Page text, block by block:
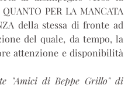
PER LA MANCATA
della stessa di fronte ad
del quale, da tempo, la
attenzione e disponibilità
"Amici di Beppe Grillo" di